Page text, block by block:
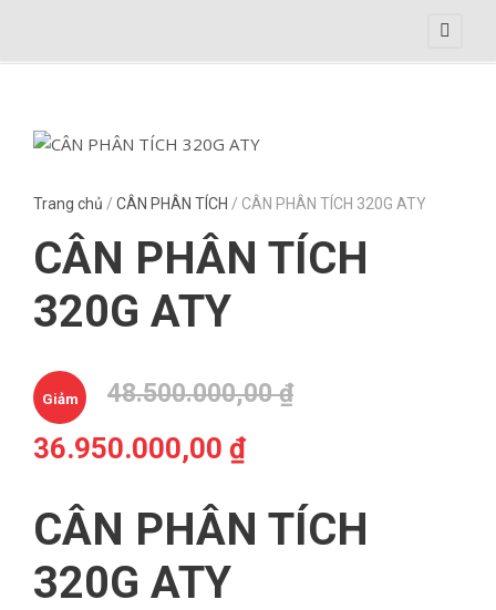
Trang chủ / CÂN PHÂN TÍCH / CÂN PHÂN TÍCH 320G ATY
CÂN PHÂN TÍCH
320G ATY
Giảm
giá!
48.500.000,00₫
36.950.000,00 ₫Giá
là:
36.950.000,00 ₫.
CÂN PHÂN TÍCH
320G ATY